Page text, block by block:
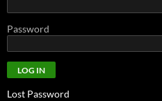
Password
Lost Password